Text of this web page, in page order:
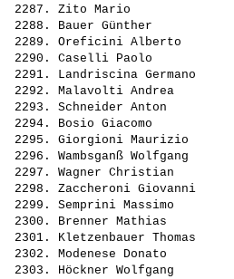
2287. Zito Mario
2288. Bauer Günther
2289. Oreficini Alberto
2290. Caselli Paolo
2291. Landriscina Germano
2292. Malavolti Andrea
2293. Schneider Anton
2294. Bosio Giacomo
2295. Giorgioni Maurizio
2296. Wambsganß Wolfgang
2297. Wagner Christian
2298. Zaccheroni Giovanni
2299. Semprini Massimo
2300. Brenner Mathias
2301. Kletzenbauer Thomas
2302. Modenese Donato
2303. Höckner Wolfgang